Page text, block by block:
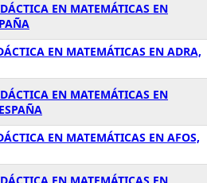
EN MATEMÁTICAS EN
EN MATEMÁTICAS EN ADRA,
EN MATEMÁTICAS EN
EN MATEMÁTICAS EN AFOS,